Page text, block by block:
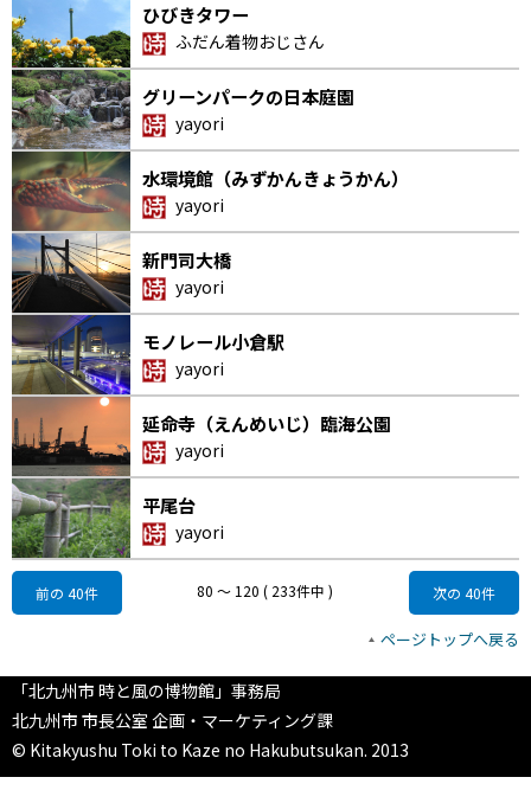
ひびきタワー
ふだん着物おじさん
グリーンパークの日本庭園
yayori
水環境館（みずかんきょうかん）
yayori
新門司大橋
yayori
モノレール小倉駅
yayori
延命寺（えんめいじ）臨海公園
yayori
平尾台
yayori
80 〜 120 ( 233件中 )
前の 40件 次の 40件
ページトップへ戻る
「北九州市 時と風の博物館」事務局
北九州市 市長公室 企画・マーケティング課
© Kitakyushu Toki to Kaze no Hakubutsukan. 2013